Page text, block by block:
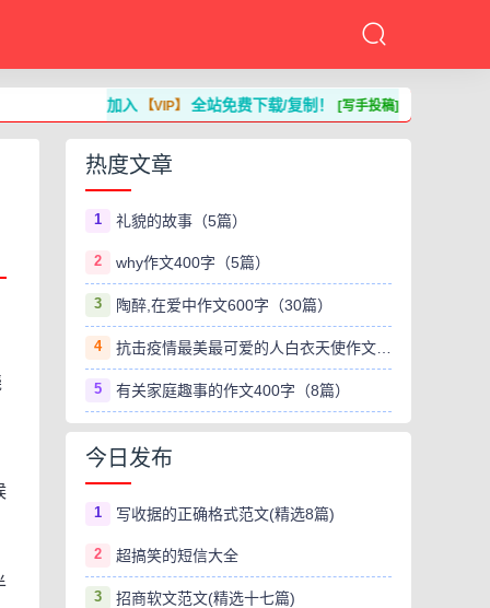
加入 【VIP】全站免费下载/复制！[写手投稿]
热度文章
1 礼貌的故事（5篇）
2 why作文400字（5篇）
3 陶醉,在爱中作文600字（30篇）
4 抗击疫情最美最可爱的人白衣天使作文800字（8篇）
5 有关家庭趣事的作文400字（8篇）
今日发布
1 写收据的正确格式范文(精选8篇)
2 超搞笑的短信大全
3 招商软文范文(精选十七篇)